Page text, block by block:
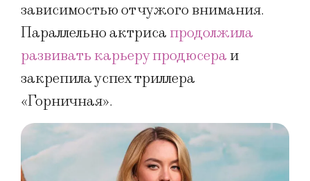
зависимостью от чужого внимания.
Параллельно актриса продолжила
развивать карьеру продюсера и
закрепила успех триллера
«Горничная».